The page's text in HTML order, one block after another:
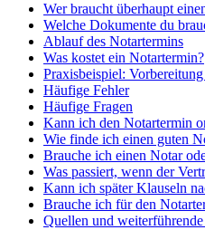
Wer braucht überhaupt
Welche Dokumente du
Ablauf des Notartermins
Was kostet ein Notartermin?
Praxisbeispiel:
Häufige Fehler
Häufige Fragen
Kann ich den Notartermin
Wie finde ich einen guten
Brauche ich einen Notar
Was passiert, wenn der
Kann ich später Klauseln
Brauche ich für den
Quellen und